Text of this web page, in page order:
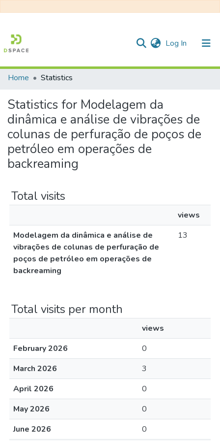
Log In (current)
All of DSpace
Home Statistics
Statistics for Modelagem da
dinâmica e análise de vibrações de
colunas de perfuração de poços de
petróleo em operações de
backreaming
Total visits
views
Modelagem da dinâmica e análise de
vibrações de colunas de perfuração de
poços de petróleo em operações de
backreaming
13
Total visits per month
views
February 2026
0
March 2026
3
April 2026
0
May 2026
0
June 2026
0